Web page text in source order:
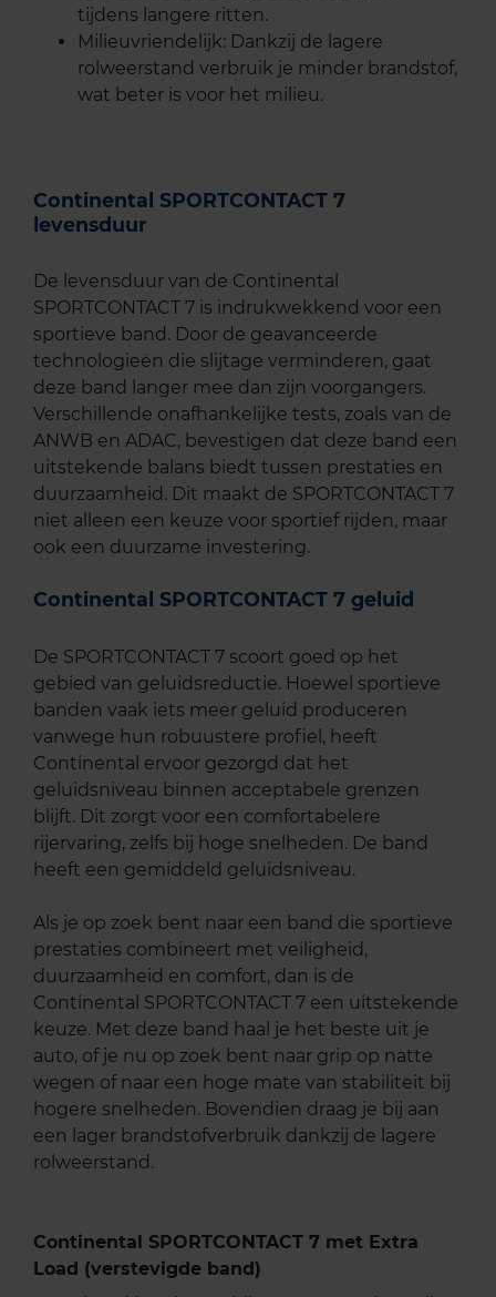
tijdens langere ritten.
Milieuvriendelijk: Dankzij de lagere
rolweerstand verbruik je minder brandstof,
wat beter is voor het milieu.
Continental SPORTCONTACT 7
levensduur
De levensduur van de Continental
SPORTCONTACT 7 is indrukwekkend voor een
sportieve band. Door de geavanceerde
technologieën die slijtage verminderen, gaat
deze band langer mee dan zijn voorgangers.
Verschillende onafhankelijke tests, zoals van de
ANWB en ADAC, bevestigen dat deze band een
uitstekende balans biedt tussen prestaties en
duurzaamheid. Dit maakt de SPORTCONTACT 7
niet alleen een keuze voor sportief rijden, maar
ook een duurzame investering.
Continental SPORTCONTACT 7 geluid
De SPORTCONTACT 7 scoort goed op het
gebied van geluidsreductie. Hoewel sportieve
banden vaak iets meer geluid produceren
vanwege hun robuustere profiel, heeft
Continental ervoor gezorgd dat het
geluidsniveau binnen acceptabele grenzen
blijft. Dit zorgt voor een comfortabelere
rijervaring, zelfs bij hoge snelheden. De band
heeft een gemiddeld geluidsniveau.
Als je op zoek bent naar een band die sportieve
prestaties combineert met veiligheid,
duurzaamheid en comfort, dan is de
Continental SPORTCONTACT 7 een uitstekende
keuze. Met deze band haal je het beste uit je
auto, of je nu op zoek bent naar grip op natte
wegen of naar een hoge mate van stabiliteit bij
hogere snelheden. Bovendien draag je bij aan
een lager brandstofverbruik dankzij de lagere
rolweerstand.
Continental SPORTCONTACT 7 met Extra
Load (verstevigde band)